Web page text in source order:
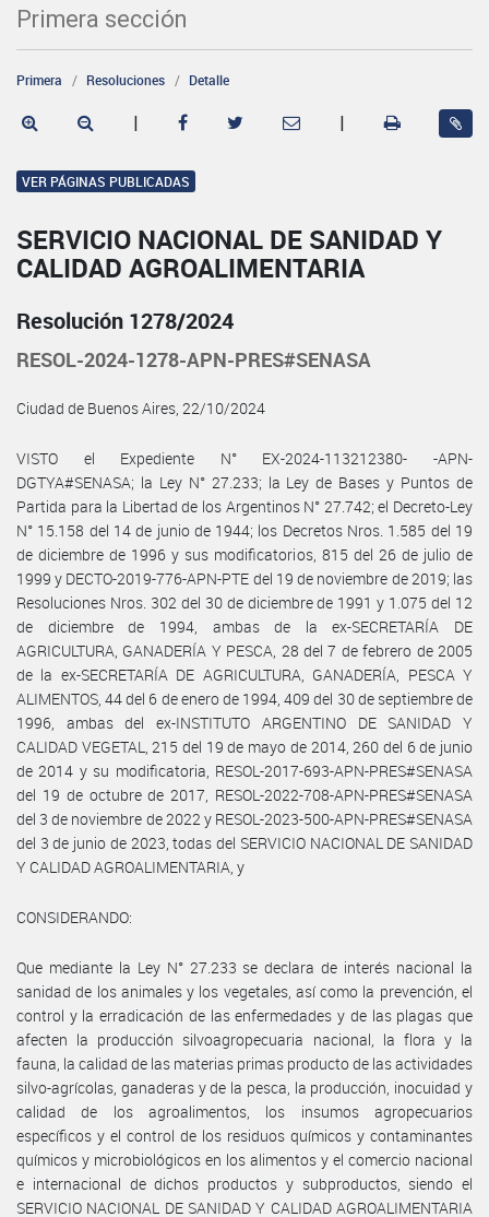
Primera sección
Primera Resoluciones Detalle
| |
VER PÁGINAS PUBLICADAS
SERVICIO NACIONAL DE SANIDAD Y
CALIDAD AGROALIMENTARIA
Resolución 1278/2024
RESOL-2024-1278-APN-PRES#SENASA
Ciudad de Buenos Aires, 22/10/2024
VISTO el Expediente N° EX-2024-113212380- -APN-
DGTYA#SENASA; la Ley N° 27.233; la Ley de Bases y Puntos de
Partida para la Libertad de los Argentinos N° 27.742; el Decreto-Ley
N° 15.158 del 14 de junio de 1944; los Decretos Nros. 1.585 del 19
de diciembre de 1996 y sus modificatorios, 815 del 26 de julio de
1999 y DECTO-2019-776-APN-PTE del 19 de noviembre de 2019; las
Resoluciones Nros. 302 del 30 de diciembre de 1991 y 1.075 del 12
de diciembre de 1994, ambas de la ex-SECRETARÍA DE
AGRICULTURA, GANADERÍA Y PESCA, 28 del 7 de febrero de 2005
de la ex-SECRETARÍA DE AGRICULTURA, GANADERÍA, PESCA Y
ALIMENTOS, 44 del 6 de enero de 1994, 409 del 30 de septiembre de
1996, ambas del ex-INSTITUTO ARGENTINO DE SANIDAD Y
CALIDAD VEGETAL, 215 del 19 de mayo de 2014, 260 del 6 de junio
de 2014 y su modificatoria, RESOL-2017-693-APN-PRES#SENASA
del 19 de octubre de 2017, RESOL-2022-708-APN-PRES#SENASA
del 3 de noviembre de 2022 y RESOL-2023-500-APN-PRES#SENASA
del 3 de junio de 2023, todas del SERVICIO NACIONAL DE SANIDAD
Y CALIDAD AGROALIMENTARIA, y
CONSIDERANDO:
Que mediante la Ley N° 27.233 se declara de interés nacional la
sanidad de los animales y los vegetales, así como la prevención, el
control y la erradicación de las enfermedades y de las plagas que
afecten la producción silvoagropecuaria nacional, la flora y la
fauna, la calidad de las materias primas producto de las actividades
silvo-agrícolas, ganaderas y de la pesca, la producción, inocuidad y
calidad de los agroalimentos, los insumos agropecuarios
específicos y el control de los residuos químicos y contaminantes
químicos y microbiológicos en los alimentos y el comercio nacional
e internacional de dichos productos y subproductos, siendo el
SERVICIO NACIONAL DE SANIDAD Y CALIDAD AGROALIMENTARIA